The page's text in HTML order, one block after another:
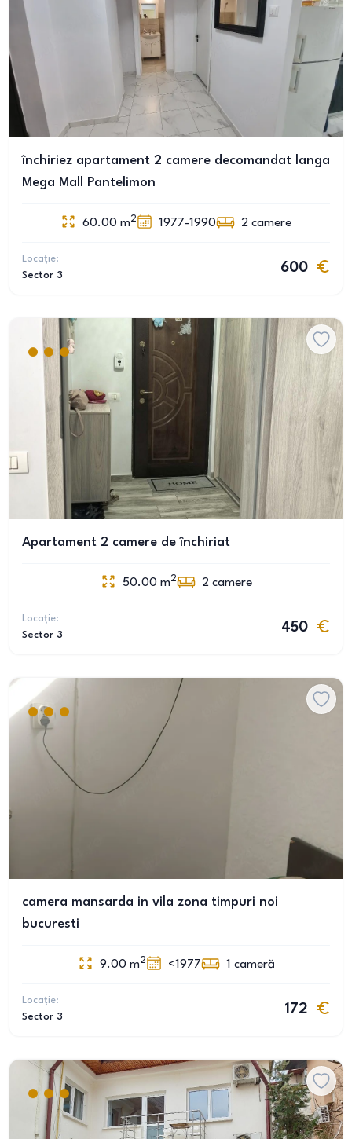
închiriez apartament 2 camere decomandat langa
Mega Mall Pantelimon
60.00 m2 1977-1990 2 camere
Locație:
Sector 3
600
Apartament 2 camere de închiriat
50.00 m2 2 camere
Locație:
Sector 3
450
camera mansarda in vila zona timpuri noi
bucuresti
9.00 m2 <1977 1 cameră
Locație:
Sector 3
172